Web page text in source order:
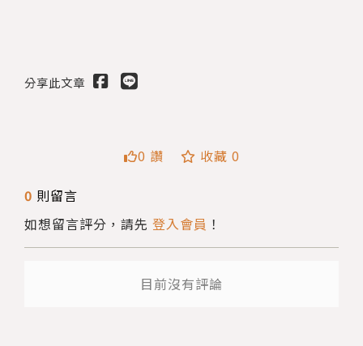
分享此文章
0 讚 收藏 0
0 則留言
如想留言評分，請先 登入會員 ！
目前沒有評論